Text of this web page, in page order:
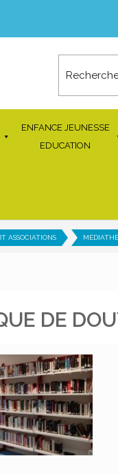
ENFANCE JEUNESSE
EDUCATION
ASSOCIATIONS
DE